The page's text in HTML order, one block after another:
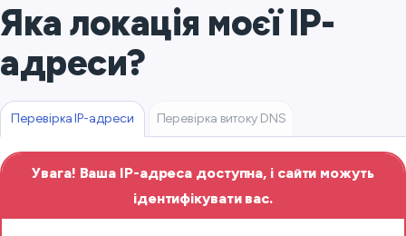
Яка локація моєї IP-
адреси?
Перевірка IP-адреси Перевірка витоку DNS
Увага! Ваша IP-адреса доступна, і сайти можуть
ідентифікувати вас.